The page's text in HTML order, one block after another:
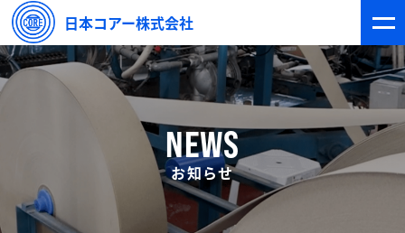
日本コアー株式会社
NEWS
お知らせ